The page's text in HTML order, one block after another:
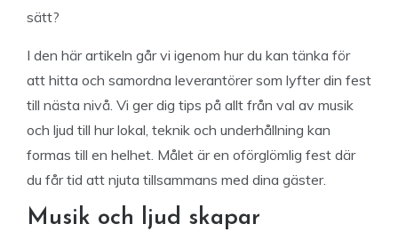
sätt?
I den här artikeln går vi igenom hur du kan tänka för
att hitta och samordna leverantörer som lyfter din fest
till nästa nivå. Vi ger dig tips på allt från val av musik
och ljud till hur lokal, teknik och underhållning kan
formas till en helhet. Målet är en oförglömlig fest där
du får tid att njuta tillsammans med dina gäster.
Musik och ljud skapar